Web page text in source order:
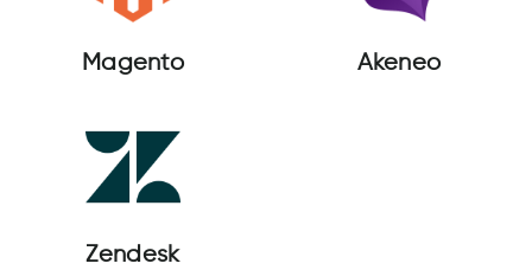
Magento Akeneo
Zendesk